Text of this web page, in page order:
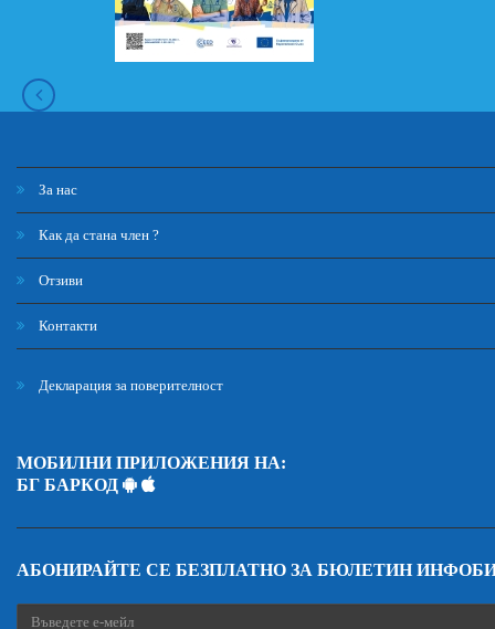
За нас
Как да стана член ?
Отзиви
Контакти
Декларация за поверителност
МОБИЛНИ ПРИЛОЖЕНИЯ НА:
БГ БАРКОД
АБОНИРАЙТЕ СЕ БЕЗПЛАТНО ЗА БЮЛЕТИН